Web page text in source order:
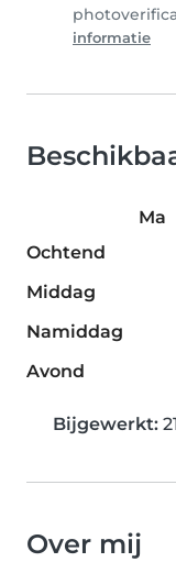
informatie
Ma
Ochtend
Middag
Namiddag
Avond
Bijgewerkt:
Over mij